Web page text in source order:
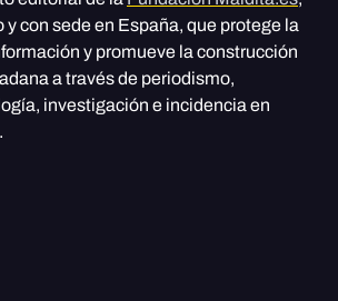
y con sede en España, que protege la
y promueve la construcción
a través de periodismo,
investigación e incidencia en